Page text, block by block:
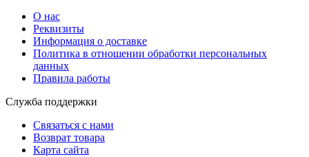
О нас
Реквизиты
Информация о доставке
Политика в отношении обработки персональных
данных
Правила работы
Служба поддержки
Связаться с нами
Возврат товара
Карта сайта